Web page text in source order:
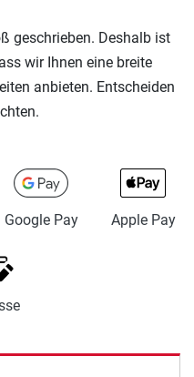
geschrieben. Deshalb ist
wir Ihnen eine breite
anbieten. Entscheiden
Google Pay Apple Pay